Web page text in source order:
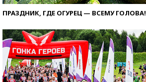
ПРАЗДНИК, ГДЕ ОГУРЕЦ — ВСЕМУ ГОЛОВА!